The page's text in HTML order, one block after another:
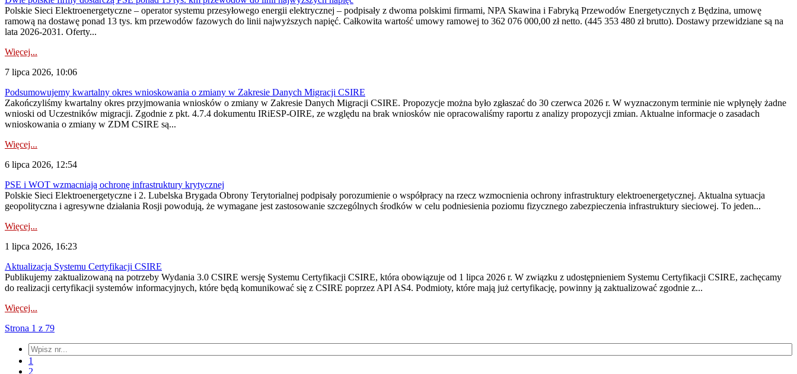
Polskie Sieci Elektroenergetyczne – operator systemu przesyłowego energii elektrycznej – podpisały z dwoma polskimi firmami, NPA Skawina i Fabryką Przewodów Energetycznych z Będzina, umowę
ramową na dostawę ponad 13 tys. km przewodów fazowych do linii najwyższych napięć. Całkowita wartość umowy ramowej to 362 076 000,00 zł netto. (445 353 480 zł brutto). Dostawy przewidziane są na
lata 2026-2031. Oferty...
Więcej...
7 lipca 2026, 10:06
Podsumowujemy kwartalny okres wnioskowania o zmiany w Zakresie Danych Migracji CSIRE
Zakończyliśmy kwartalny okres przyjmowania wniosków o zmiany w Zakresie Danych Migracji CSIRE. Propozycje można było zgłaszać do 30 czerwca 2026 r. W wyznaczonym terminie nie wpłynęły żadne
wnioski od Uczestników migracji. Zgodnie z pkt. 4.7.4 dokumentu IRiESP-OIRE, ze względu na brak wniosków nie opracowaliśmy raportu z analizy propozycji zmian. Aktualne informacje o zasadach
wnioskowania o zmiany w ZDM CSIRE są...
Więcej...
6 lipca 2026, 12:54
PSE i WOT wzmacniają ochronę infrastruktury krytycznej
Polskie Sieci Elektroenergetyczne i 2. Lubelska Brygada Obrony Terytorialnej podpisały porozumienie o współpracy na rzecz wzmocnienia ochrony infrastruktury elektroenergetycznej. Aktualna sytuacja
geopolityczna i agresywne działania Rosji powodują, że wymagane jest zastosowanie szczególnych środków w celu podniesienia poziomu fizycznego zabezpieczenia infrastruktury sieciowej. To jeden...
Więcej...
1 lipca 2026, 16:23
Aktualizacja Systemu Certyfikacji CSIRE
Publikujemy zaktualizowaną na potrzeby Wydania 3.0 CSIRE wersję Systemu Certyfikacji CSIRE, która obowiązuje od 1 lipca 2026 r. W związku z udostępnieniem Systemu Certyfikacji CSIRE, zachęcamy
do realizacji certyfikacji systemów informacyjnych, które będą komunikować się z CSIRE poprzez API AS4. Podmioty, które mają już certyfikację, powinny ją zaktualizować zgodnie z...
Więcej...
Strona 1 z 79
1
2